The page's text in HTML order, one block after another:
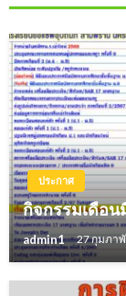
ประกาศ
กิจกรรมเดือน
admin1 27 กุมภา